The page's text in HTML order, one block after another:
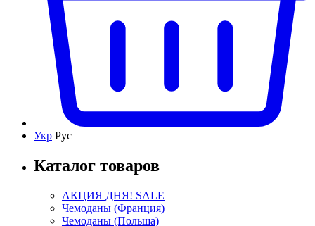
Укр Рус
Каталог товаров
АКЦИЯ ДНЯ! SALE
Чемоданы (Франция)
Чемоданы (Польша)